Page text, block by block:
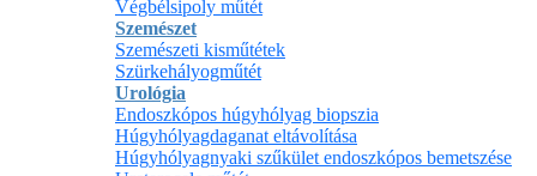
Végbélsipoly műtét
Szemészet
Szemészeti kisműtétek
Szürkehályogműtét
Urológia
Endoszkópos húgyhólyag biopszia
Húgyhólyagdaganat eltávolítása
Húgyhólyagnyaki szűkület endoszkópos bemetszése